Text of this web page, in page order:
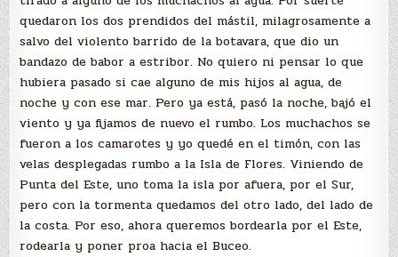
quedaron los dos prendidos del mástil, milagrosamente a
salvo del violento barrido de la botavara, que dio un
bandazo de babor a estribor. No quiero ni pensar lo que
hubiera pasado si cae alguno de mis hijos al agua, de
noche y con ese mar. Pero ya está, pasó la noche, bajó el
viento y ya fijamos de nuevo el rumbo. Los muchachos se
fueron a los camarotes y yo quedé en el timón, con las
velas desplegadas rumbo a la Isla de Flores. Viniendo de
Punta del Este, uno toma la isla por afuera, por el Sur,
pero con la tormenta quedamos del otro lado, del lado de
la costa. Por eso, ahora queremos bordearla por el Este,
rodearla y poner proa hacia el Buceo.